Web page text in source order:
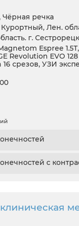
Чёрная речка
Лен.
г.
Espree
Revolution EVO
срезов, УЗИ
с